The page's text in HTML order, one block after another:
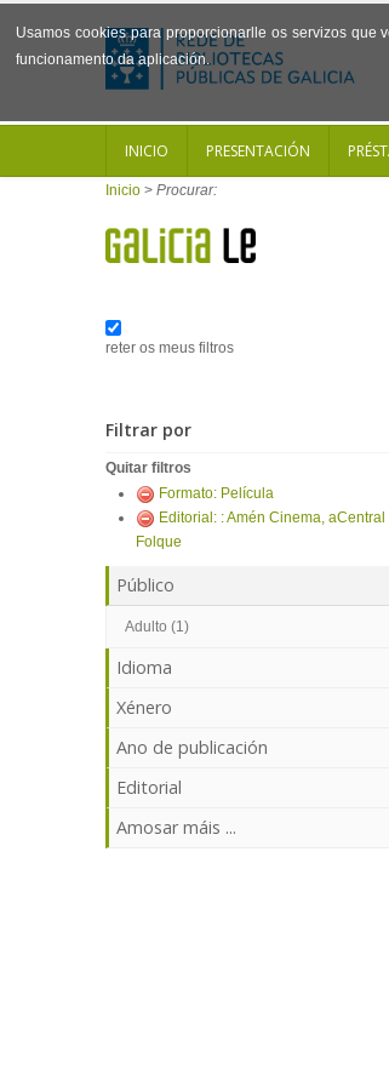
Usamos cookies para proporcionarlle os servizos que
funcionamento da aplicación.
INICIO PRESENTACIÓN
Inicio > Procurar:
reter os meus filtros
Filtrar por
Quitar filtros
Formato: Película
Editorial: : Amén Cinema, aCentral
Folque
Público
Adulto (1)
Idioma
Xénero
Ano de publicación
Editorial
Amosar máis ...